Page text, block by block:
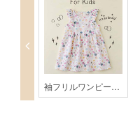
袖フリルワンピース【KH28-1804】